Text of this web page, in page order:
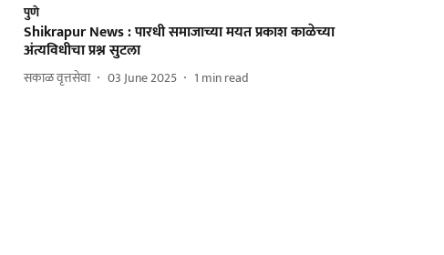
पुणे
Shikrapur News : पारधी समाजाच्या मयत प्रकाश काळेच्या
अंत्यविधीचा प्रश्न सुटला
सकाळ वृत्तसेवा 03 June 2025 1 min read